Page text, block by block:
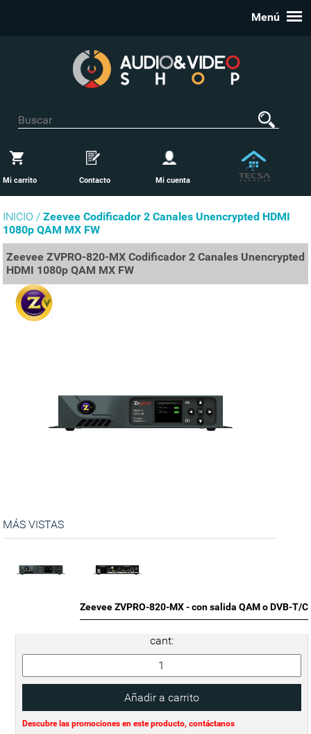
Menú
Mi carrito Contacto Mi cuenta
INICIO /Zeevee Codificador 2 Canales Unencrypted HDMI
1080p QAM MX FW
Zeevee ZVPRO-820-MX Codificador 2 Canales Unencrypted
HDMI 1080p QAM MX FW
MÁS VISTAS
Zeevee ZVPRO-820-MX - con salida QAM o DVB-T/C
cant:
Descubre las promociones en este producto, contáctanos